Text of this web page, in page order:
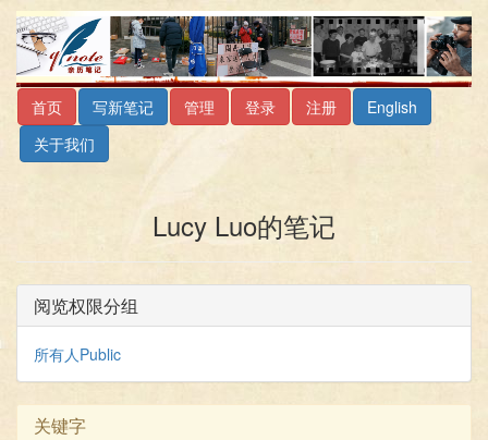
首页 写新笔记 管理 登录 注册
English
关于我们
Lucy Luo的笔记
阅览权限分组
所有人Public
关键字